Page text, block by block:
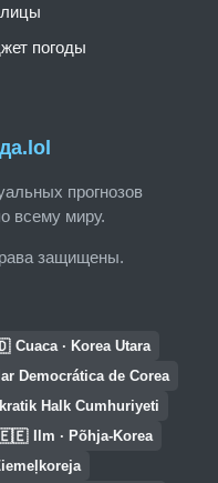
прогнозов
всему миру.
защищены.
погоды
Cuaca · Korea Utara
Democrática de Corea
Halk Cumhuriyeti
Ilm · Põhja-Korea